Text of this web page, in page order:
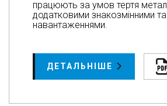
працюють за умов тертя
додатковими знакозмінними
навантаженнями.
ДЕТАЛЬНІШЕ